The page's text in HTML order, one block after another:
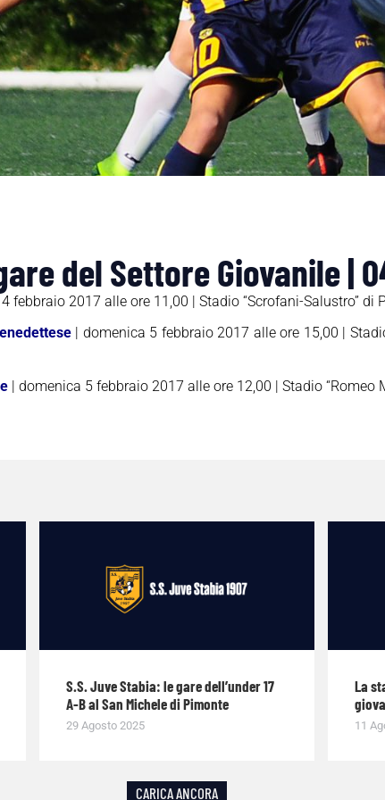
del Settore Giovanile |
febbraio 2017 alle ore 11,00 | Stadio “Scrofani-Salustro” di
| domenica 5 febbraio 2017 alle ore 15,00 |
| domenica 5 febbraio 2017 alle ore 12,00 | Stadio “Romeo
S.S. Juve Stabia: le gare dell’under 17
A-B al San Michele di Pimonte
29 Agosto 2025
La
11
CARICA ANCORA